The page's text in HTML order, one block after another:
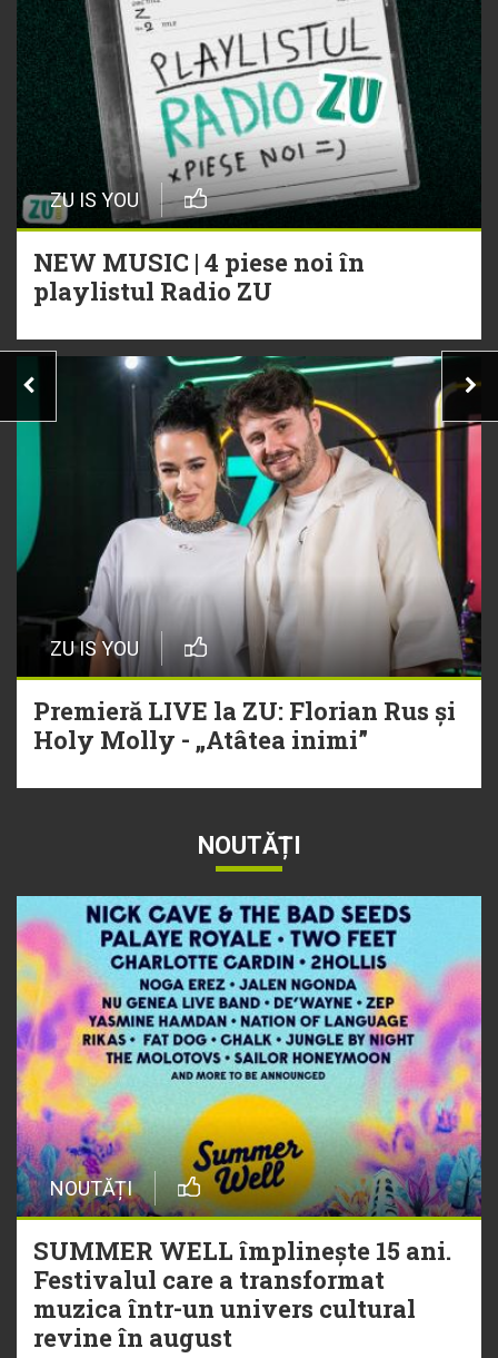
ZU IS YOU
NEW MUSIC | 4 piese noi în
playlistul Radio ZU
ZU IS YOU
Premieră LIVE la ZU: Florian Rus și
Holy Molly - „Atâtea inimi”
NOUTĂȚI
NOUTĂȚI
SUMMER WELL împlinește 15 ani.
Festivalul care a transformat
muzica într-un univers cultural
revine în august